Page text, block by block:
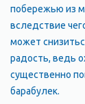
побережью из
вследствие
может
радость, ведь
существенно
барабулек.